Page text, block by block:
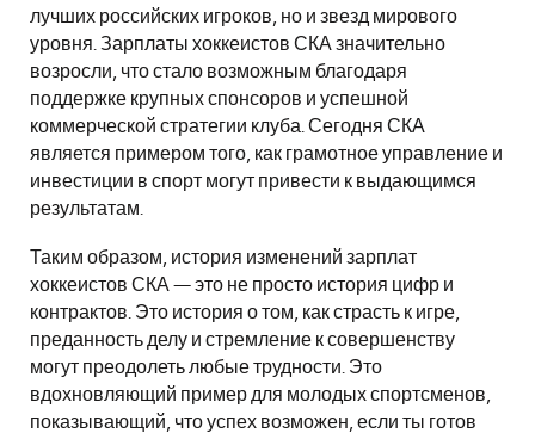
лучших российских игроков, но и звезд мирового
уровня. Зарплаты хоккеистов СКА значительно
возросли, что стало возможным благодаря
поддержке крупных спонсоров и успешной
коммерческой стратегии клуба. Сегодня СКА
является примером того, как грамотное управление и
инвестиции в спорт могут привести к выдающимся
результатам.
Таким образом, история изменений зарплат
хоккеистов СКА — это не просто история цифр и
контрактов. Это история о том, как страсть к игре,
преданность делу и стремление к совершенству
могут преодолеть любые трудности. Это
вдохновляющий пример для молодых спортсменов,
показывающий, что успех возможен, если ты готов